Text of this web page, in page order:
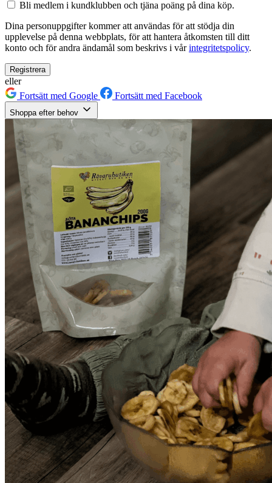
Bli medlem i kundklubben och tjäna poäng på dina köp.
Dina personuppgifter kommer att användas för att stödja din
upplevelse på denna webbplats, för att hantera åtkomsten till ditt
konto och för andra ändamål som beskrivs i vårintegritetspolicy.
Registrera
eller
Fortsätt med Google
Fortsätt med Facebook
Shoppa efter behov